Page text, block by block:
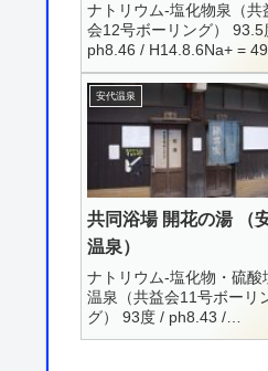
ナトリウム-塩化物泉（共
会12号ボーリング） 93.5
ph8.46 / H14.8.6Na+ =
/ K+ = 52.8 / Ca++ = 67.4
Cl...
安代温泉
共同浴場 開花の湯 （
温泉）
ナトリウム-塩化物・硫酸
温泉（共益会11号ボーリ
グ） 93度 / ph8.43 /
H14.8.6Na+ = 416.8 / K+